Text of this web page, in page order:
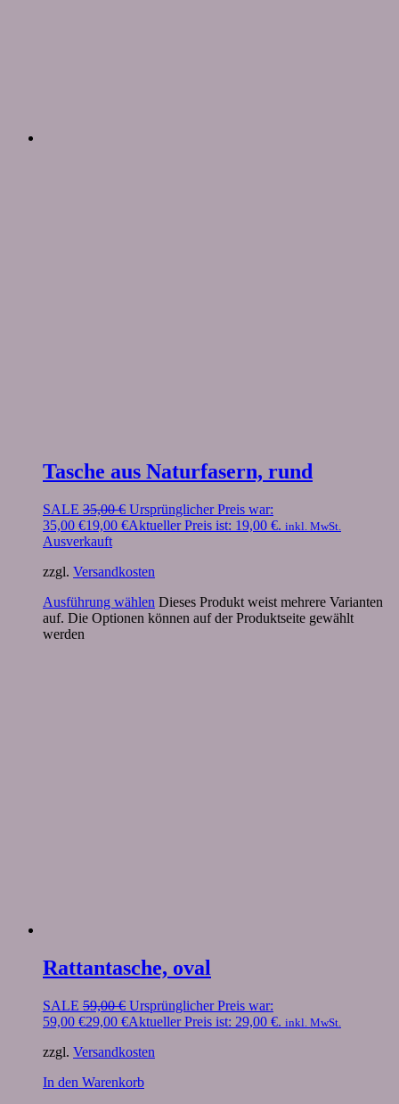
Tasche aus Naturfasern, rund
SALE 35,00€ Ursprünglicher Preis war:
35,00 €19,00 €Aktueller Preis ist: 19,00 €. inkl. MwSt.
Ausverkauft
zzgl. Versandkosten
Ausführung wählen Dieses Produkt weist mehrere Varianten
auf. Die Optionen können auf der Produktseite gewählt
werden
Rattantasche, oval
SALE 59,00€ Ursprünglicher Preis war:
59,00 €29,00 €Aktueller Preis ist: 29,00 €. inkl. MwSt.
zzgl. Versandkosten
In den Warenkorb